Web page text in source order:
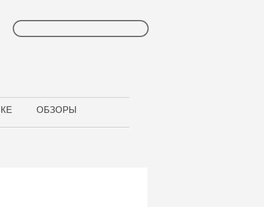
ОБЗОРЫ